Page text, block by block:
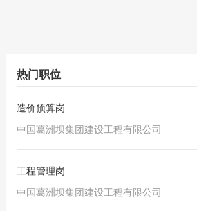
热门职位
造价预算岗
中国葛洲坝集团建设工程有限公司
工程管理岗
中国葛洲坝集团建设工程有限公司